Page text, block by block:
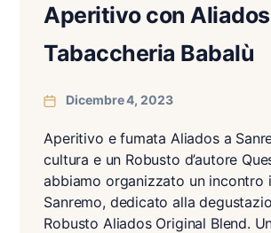
Aperitivo con
Tabaccheria Babalù
Dicembre 4, 2023
Aperitivo e fumata Aliados a
cultura e un Robusto d’autore
abbiamo organizzato un incontro
Sanremo, dedicato alla
Robusto Aliados Original Blend.